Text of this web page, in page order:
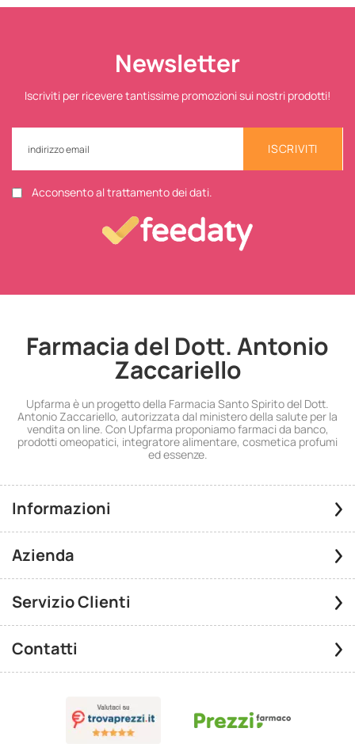
Newsletter
Iscriviti per ricevere tantissime promozioni sui nostri prodotti!
ISCRIVITI
Acconsento al trattamento dei dati.
Farmacia del Dott. Antonio
Zaccariello
Upfarma è un progetto della Farmacia Santo Spirito del Dott.
Antonio Zaccariello, autorizzata dal ministero della salute per la
vendita on line. Con Upfarma proponiamo farmaci da banco,
prodotti omeopatici, integratore alimentare, cosmetica profumi
ed essenze.
Informazioni
Azienda
Servizio Clienti
Contatti